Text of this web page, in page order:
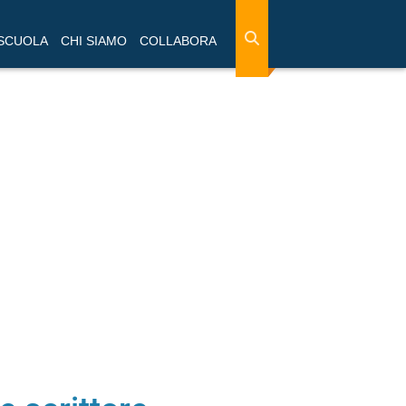
CHI SIAMO COLLABORA